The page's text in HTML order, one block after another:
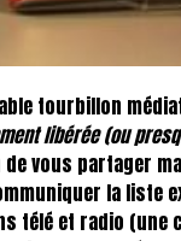
tourbillon
libérée (ou
vous partager
la liste
télé et radio (une